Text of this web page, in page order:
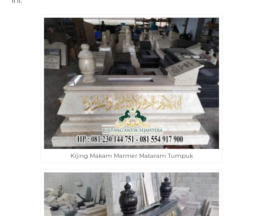
Kijing Makam Marmer Mataram Tumpuk